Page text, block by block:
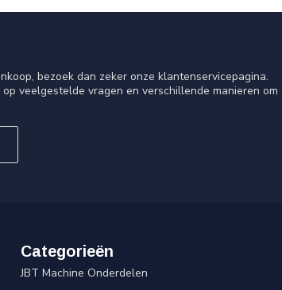
bezoek dan zeker onze klantenservicepagina.
veelgestelde vragen en verschillende manieren om
Categorieën
JBT Machine Onderdelen